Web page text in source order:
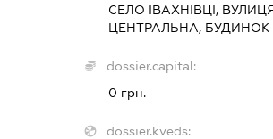
СЕЛО ІВАХНІВЦІ,
ЦЕНТРАЛЬНА, БУДИНОК
dossier.capital:
0 грн.
dossier.kveds: